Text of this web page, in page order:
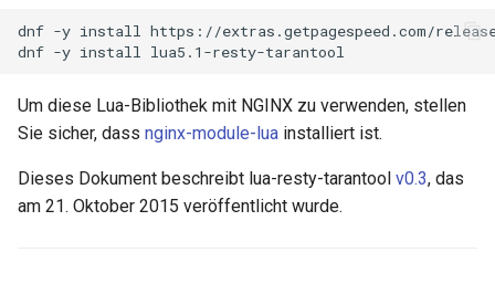
r
auth-pam
auth-totp
aws-auth
select Beispiele
Space (DB), um die
Space-ID des _index
Abfrage des Space
Rocky Linux & AlmaLinux
dnf -y install
https://extras.getpagespeed.com/
dnf -y install
Um diese Lua-Bibliothek mit NGINX zu verwenden, stellen
Sie sicher, dass nginx-module-lua installiert ist.
Dieses Dokument beschreibt lua-resty-tarantool v0.3, das
am 21. Oktober 2015 veröffentlicht wurde.